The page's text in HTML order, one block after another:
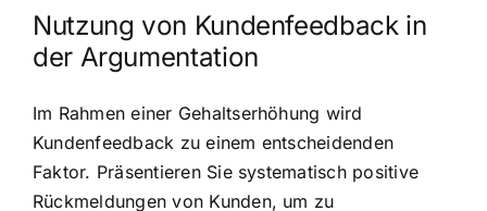
Nutzung von Kundenfeedback in
der Argumentation
Im Rahmen einer Gehaltserhöhung wird
Kundenfeedback zu einem entscheidenden
Faktor. Präsentieren Sie systematisch positive
Rückmeldungen von Kunden, um zu